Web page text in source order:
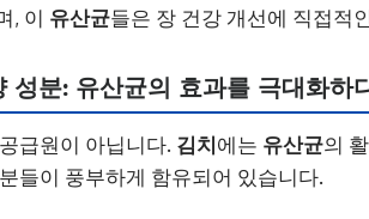
, 이 유산균들은 장 건강 개선에 직접적
성분: 유산균의 효과를 극대화하
공급원이 아닙니다. 김치에는 유산균의
들이 풍부하게 함유되어 있습니다.